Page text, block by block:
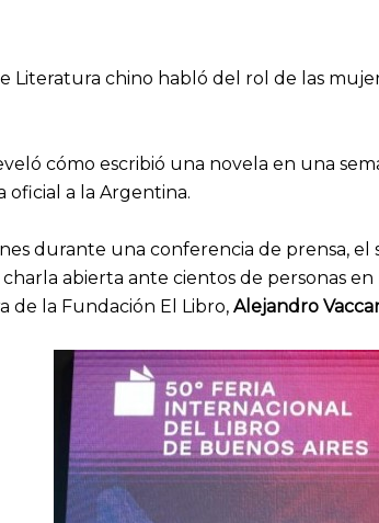
Literatura chino habló del rol de las
cómo escribió una novela en una
oficial a la Argentina.
durante una conferencia de prensa, el
abierta ante cientos de personas
de la Fundación El Libro, Alejandro